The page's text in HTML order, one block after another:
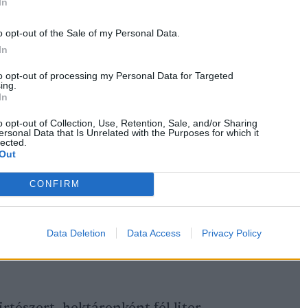
opt-out of the Sale of my Personal Data.
opt-out of processing my Personal Data for Targeted
opt-out of Collection, Use, Retention, Sale, and/or Sharing
Data that Is Unrelated with the Purposes for which it
CONFIRM
Data Deletion Data Access Privacy Policy
és invazív fajok: a szakértő válaszol
készítményt, a legtöbb
kevésbé zavaró úgynevezett
amely során a platós gépjárműre
apró cseppekre bontja a készítményt.
zajlanak, azok időpontjáról minden
a katasztrófavédelem honlapján